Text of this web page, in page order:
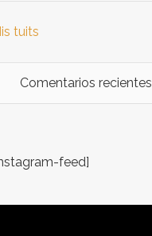
tuits
Comentarios recientes
feed]